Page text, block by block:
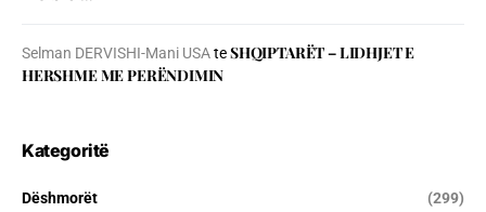
Selman DERVISHI-Mani USAteSHQIPTARËT – LIDHJET E
HERSHME ME PERËNDIMIN
Kategoritë
Dëshmorët (299)